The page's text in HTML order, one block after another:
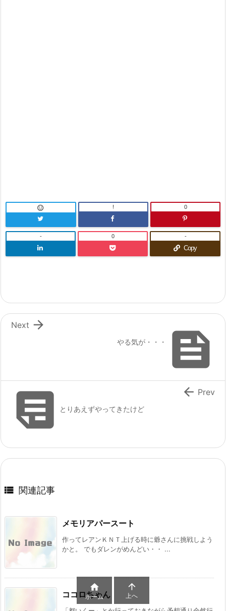
 ! 0
- 0
Copy
-

やる気が・・・

Next
 とりあえずやってきたけど
 Prev
 関連記事
メモリアパースート
作ってレアンＫＮＴ上げる時に爺さんに挑戦しよう
かと。 でもダレンがめんどい・・ ...
ココロちゃん

ホーム

上へ